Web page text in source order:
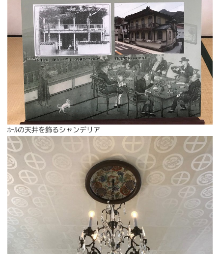
ﾎｰﾙの天井を飾るシャンデリア